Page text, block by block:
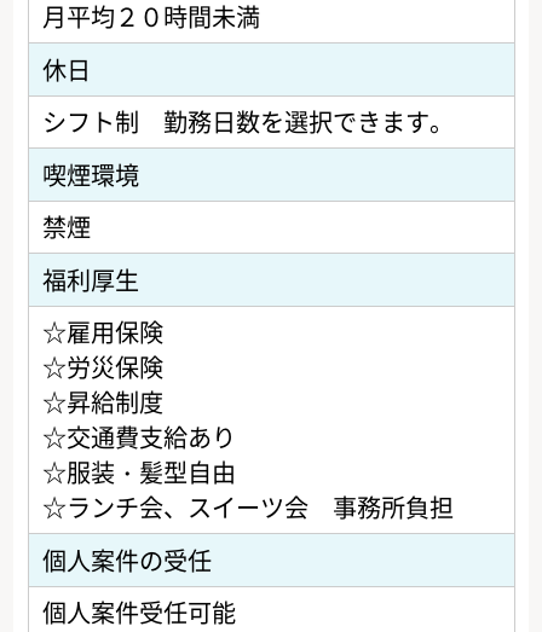
月平均２０時間未満
休日
シフト制 勤務日数を選択できます。
喫煙環境
禁煙
福利厚生
☆雇用保険
☆労災保険
☆昇給制度
☆交通費支給あり
☆服装・髪型自由
☆ランチ会、スイーツ会 事務所負担
個人案件の受任
個人案件受任可能